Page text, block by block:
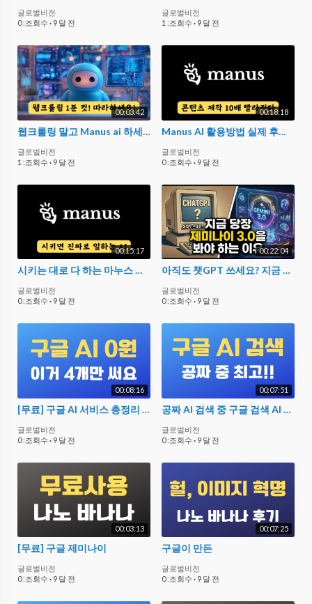
글로벌비전
0 :조회수 · 9 달 전
글로벌비전
1 :조회수 · 9 달 전
00:03:42
웹크롤링 말고 Manus ai 하세요. 파이썬도 필요 없다. 바이브 코딩의 진수!
글로벌비전
1 :조회수 · 9 달 전
00:18:18
Manus AI 활용방법 실제 후기 - 이미지, 동영상, 보고서, 웹사이트, PPT 등등 다 해봤다!
글로벌비전
0 :조회수 · 9 달 전
00:15:17
시키는 대로 다 하는 마누스 Manus AI 실제 써본 후기, 진짜 미쳤다. 본격 에이전트 AI 시대
글로벌비전
0 :조회수 · 9 달 전
00:22:04
아직도 챗GPT 쓰세요? 지금 당장 제미나이 3.0을 봐야 하는 이유
글로벌비전
0 :조회수 · 9 달 전
00:08:16
[무료] 구글 AI 서비스 총정리 - 제미나이 & 노트북LM & 검색 AI 모드 & AI 스튜디오
글로벌비전
0 :조회수 · 9 달 전
00:07:51
공짜 AI 검색 중 구글 검색 AI 모두가 최고다! 무료는 퍼플렉시티 안 써도 된다!
글로벌비전
0 :조회수 · 9 달 전
00:03:13
[무료] 구글 제미나이
글로벌비전
0 :조회수 · 9 달 전
00:07:25
구글이 만든
글로벌비전
0 :조회수 · 9 달 전